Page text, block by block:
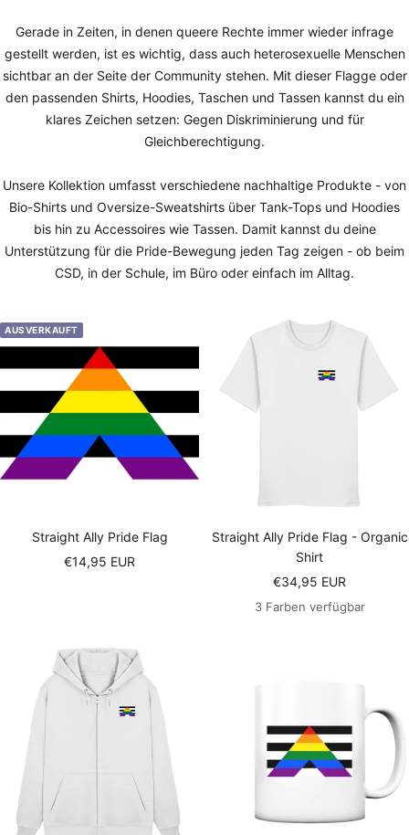
Gerade in Zeiten, in denen queere Rechte immer wieder infrage
gestellt werden, ist es wichtig, dass auch heterosexuelle Menschen
sichtbar an der Seite der Community stehen. Mit dieser Flagge oder
den passenden Shirts, Hoodies, Taschen und Tassen kannst du ein
klares Zeichen setzen: Gegen Diskriminierung und für
Gleichberechtigung.
Unsere Kollektion umfasst verschiedene nachhaltige Produkte - von
Bio-Shirts und Oversize-Sweatshirts über Tank-Tops und Hoodies
bis hin zu Accessoires wie Tassen. Damit kannst du deine
Unterstützung für die Pride-Bewegung jeden Tag zeigen - ob beim
CSD, in der Schule, im Büro oder einfach im Alltag.
AUSVERKAUFT
Straight Ally Pride Flag
Angebotspreis
€14,95 EUR
Straight Ally Pride Flag - Organic
Shirt
Angebotspreis
€34,95 EUR
3 Farben verfügbar